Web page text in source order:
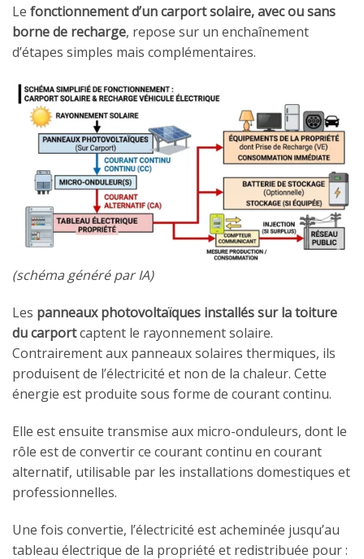
Le fonctionnement d’un carport solaire, avec ou sans
borne de recharge, repose sur un enchaînement
d’étapes simples mais complémentaires.
(schéma généré par IA)
Les panneaux photovoltaïques installés sur la toiture
du carportcaptent le rayonnement solaire.
Contrairement aux panneaux solaires thermiques, ils
produisent de l’électricité et non de la chaleur. Cette
énergie est produite sous forme de courant continu.
Elle est ensuite transmise aux micro-onduleurs, dont le
rôle est de convertir ce courant continu en courant
alternatif, utilisable par les installations domestiques et
professionnelles.
Une fois convertie, l’électricité est acheminée jusqu’au
tableau électrique de la propriété et redistribuée pour :